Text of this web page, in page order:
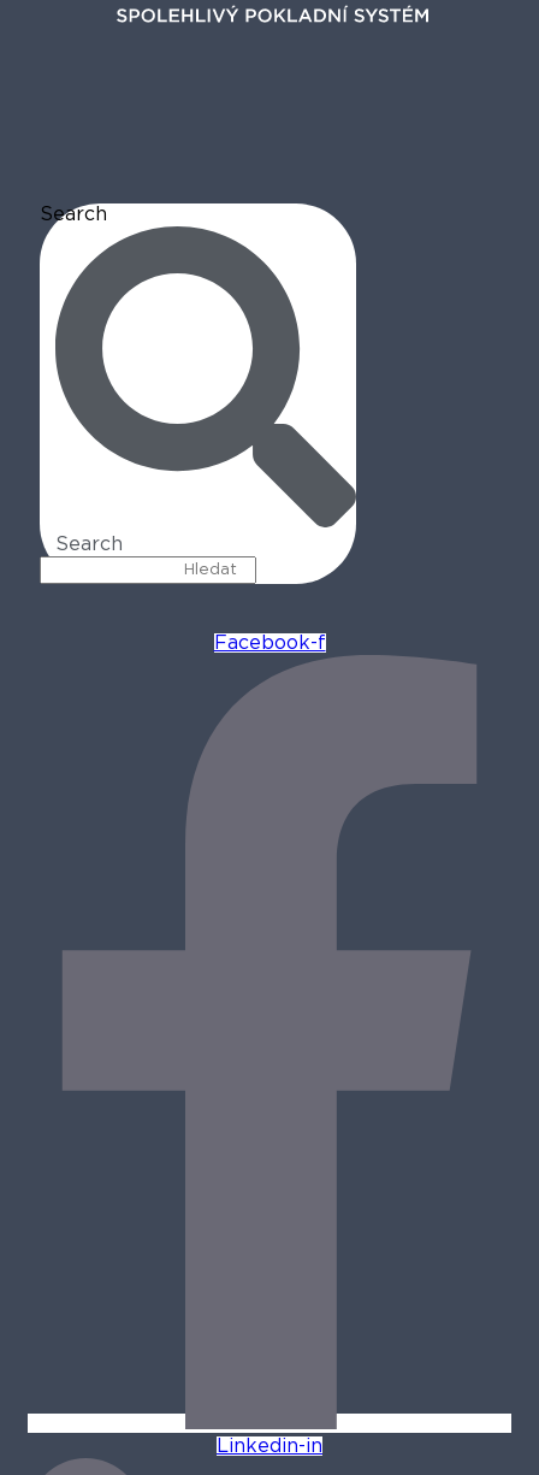
Search
Search
Facebook-f
Linkedin-in